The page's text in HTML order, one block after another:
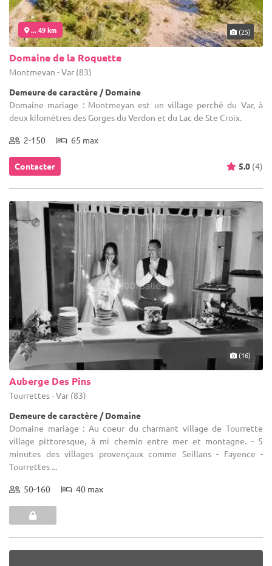
... 49 km (25)
Domaine de la Roquette
Montmeyan - Var (83)
Demeure de caractère / Domaine
Domaine mariage : Montmeyan est un village perché du Var, à
deux kilomètres des Gorges du Verdon et du Lac de Ste Croix.
2-150 65 max
Contacter 5.0 (4)
(16)
Auberge Des Pins
Tourrettes - Var (83)
Demeure de caractère / Domaine
Domaine mariage : Au coeur du charmant village de Tourrette
village pittoresque, à mi chemin entre mer et montagne. - 5
minutes des villages provençaux comme Seillans - Fayence -
Tourrettes ...
50-160 40 max